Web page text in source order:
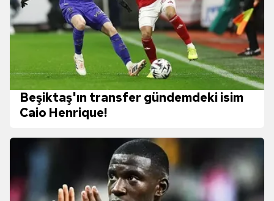
Beşiktaş'ın transfer gündemdeki isim
Caio Henrique!